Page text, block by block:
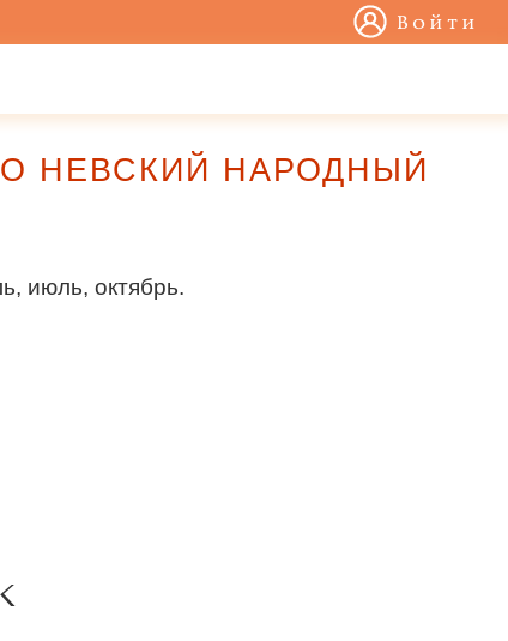
Войти
НЕВСКИЙ НАРОДНЫЙ
июль, октябрь.